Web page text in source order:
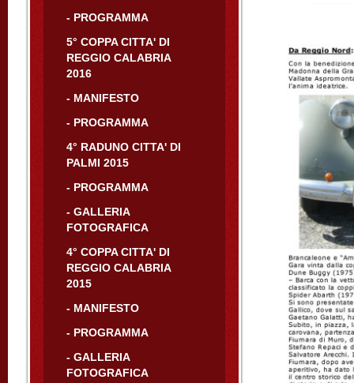
- PROGRAMMA
5° COPPA CITTA' DI
REGGIO CALABRIA
2016
- MANIFESTO
- PROGRAMMA
4° RADUNO CITTA' DI
PALMI 2015
- PROGRAMMA
- GALLERIA
FOTOGRAFICA
4° COPPA CITTA' DI
REGGIO CALABRIA
2015
- MANIFESTO
- PROGRAMMA
- GALLERIA
FOTOGRAFICA